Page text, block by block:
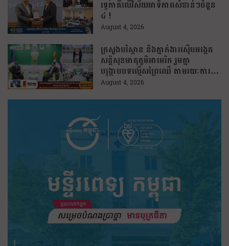
ទ្វេភាគីលើវិស័យអាទិភាពសំខាន់ៗចំនួន
៤ !
August 4, 2026
ក្រសួងបរិស្ថាន និងភ្នាក់ងារស៊ើបអង្កេត
សន្តិសុខមាតុភូមិអាមេរិក រួមគ្នា
បង្រ្កាបបទល្មើសព្រៃឈើ តាមរយៈការប្រើ
ប្រាស់បច្ចេកវិទ្យា
August 4, 2026